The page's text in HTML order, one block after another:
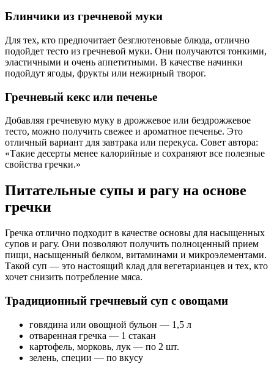
Блинчики из гречневой муки
Для тех, кто предпочитает безглютеновые блюда, отлично
подойдет тесто из гречневой муки. Они получаются тонкими,
эластичными и очень аппетитными. В качестве начинки
подойдут ягоды, фрукты или нежирный творог.
Гречневый кекс или печенье
Добавляя гречневую муку в дрожжевое или бездрожжевое
тесто, можно получить свежее и ароматное печенье. Это
отличный вариант для завтрака или перекуса. Совет автора:
«Такие десерты менее калорийные и сохраняют все полезные
свойства гречки.»
Питательные супы и рагу на основе
гречки
Гречка отлично подходит в качестве основы для насыщенных
супов и рагу. Они позволяют получить полноценный прием
пищи, насыщенный белком, витаминами и микроэлементами.
Такой суп — это настоящий клад для вегетарианцев и тех, кто
хочет снизить потребление мяса.
Традиционный гречневый суп с овощами
говядина или овощной бульон — 1,5 л
отваренная гречка — 1 стакан
картофель, морковь, лук — по 2 шт.
зелень, специи — по вкусу